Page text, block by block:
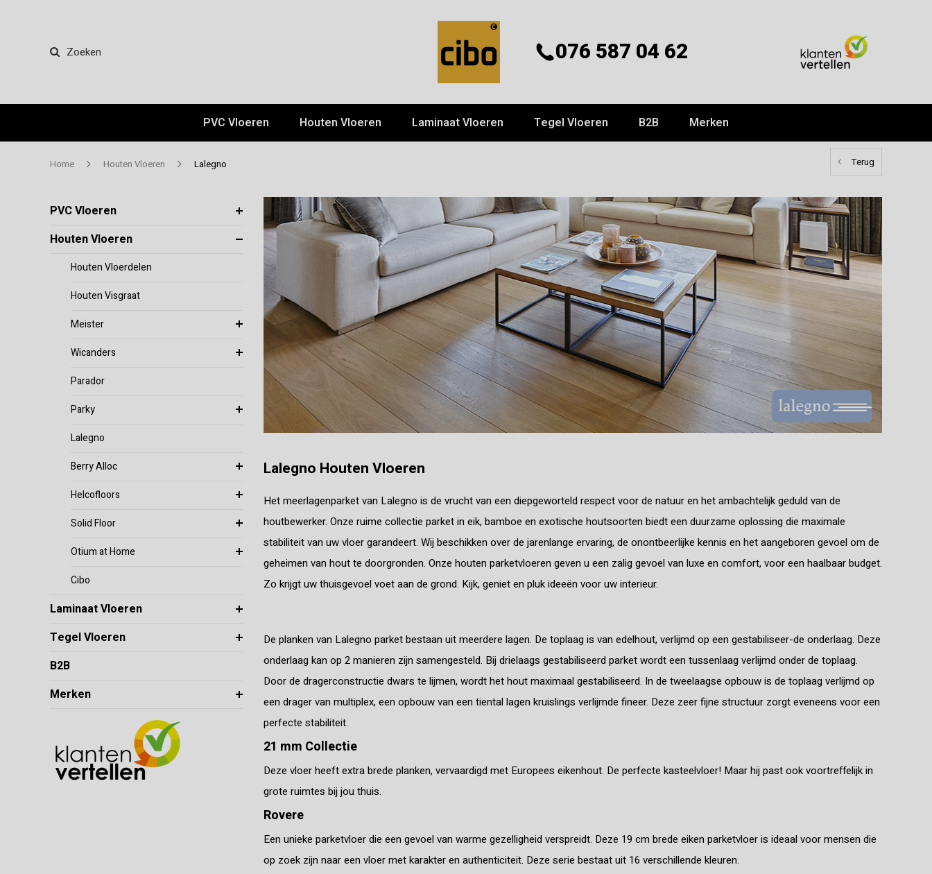
Zoeken 076 587 04 62
PVC Vloeren Houten Vloeren Laminaat Vloeren Tegel Vloeren B2B Merken
Home Houten Vloeren Lalegno Terug
PVC Vloeren
Houten Vloeren
Houten Vloerdelen
Houten Visgraat
Meister
Wicanders
Parador
Parky
Lalegno
Berry Alloc
Helcofloors
Solid Floor
Otium at Home
Cibo
Laminaat Vloeren
Tegel Vloeren
B2B
Merken
Lalegno Houten Vloeren
Het meerlagenparket van Lalegno is de vrucht van een diepgeworteld respect voor de natuur en het ambachtelijk geduld van de
houtbewerker. Onze ruime collectie parket in eik, bamboe en exotische houtsoorten biedt een duurzame oplossing die maximale
stabiliteit van uw vloer garandeert. Wij beschikken over de jarenlange ervaring, de onontbeerlijke kennis en het aangeboren gevoel om de
geheimen van hout te doorgronden. Onze houten parketvloeren geven u een zalig gevoel van luxe en comfort, voor een haalbaar budget.
Zo krijgt uw thuisgevoel voet aan de grond. Kijk, geniet en pluk ideeën voor uw interieur.
De planken van Lalegno parket bestaan uit meerdere lagen. De toplaag is van edelhout, verlijmd op een gestabiliseer-de onderlaag. Deze
onderlaag kan op 2 manieren zijn samengesteld. Bij drielaags gestabiliseerd parket wordt een tussenlaag verlijmd onder de toplaag.
Door de dragerconstructie dwars te lijmen, wordt het hout maximaal gestabiliseerd. In de tweelaagse opbouw is de toplaag verlijmd op
een drager van multiplex, een opbouw van een tiental lagen kruislings verlijmde fineer. Deze zeer fijne structuur zorgt eveneens voor een
perfecte stabiliteit.
21 mm Collectie
Deze vloer heeft extra brede planken, vervaardigd met Europees eikenhout. De perfecte kasteelvloer! Maar hij past ook voortreffelijk in
grote ruimtes bij jou thuis.
Rovere
Een unieke parketvloer die een gevoel van warme gezelligheid verspreidt. Deze 19 cm brede eiken parketvloer is ideaal voor mensen die
op zoek zijn naar een vloer met karakter en authenticiteit. Deze serie bestaat uit 16 verschillende kleuren.